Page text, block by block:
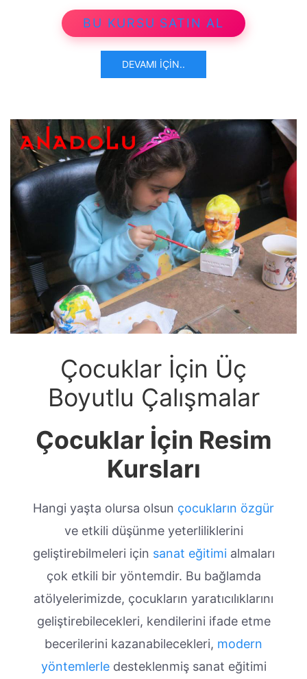
BU KURSU SATIN AL
DEVAMI İÇIN..
Çocuklar İçin Üç
Boyutlu Çalışmalar
Çocuklar İçin Resim
Kursları
Hangi yaşta olursa olsun çocukların özgür
ve etkili düşünme yeterliliklerini
geliştirebilmeleri için sanat eğitimialmaları
çok etkili bir yöntemdir. Bu bağlamda
atölyelerimizde, çocukların yaratıcılıklarını
geliştirebilecekleri, kendilerini ifade etme
becerilerini kazanabilecekleri, modern
yöntemlerledesteklenmiş sanat eğitimi